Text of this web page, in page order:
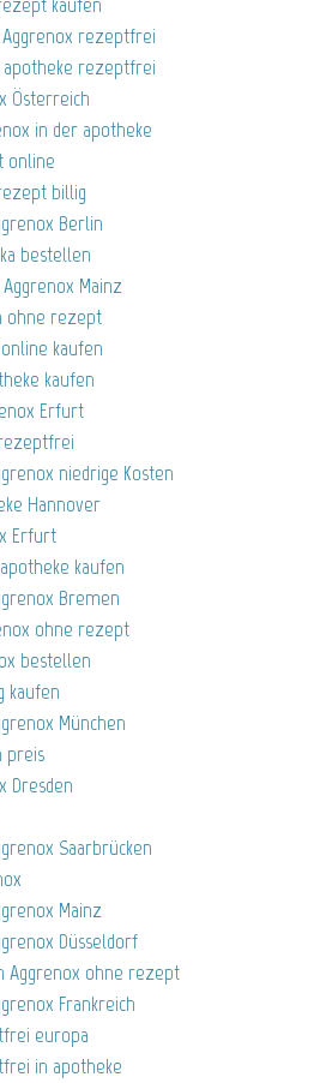
rezeptfrei
rezeptfrei
Österreich
in der apotheke
online
billig
Berlin
bestellen
Mainz
ohne rezept
kaufen
kaufen
Erfurt
niedrige Kosten
Hannover
Erfurt
kaufen
Bremen
ohne rezept
bestellen
kaufen
München
preis
Dresden
Saarbrücken
Mainz
Düsseldorf
Aggrenox ohne rezept
Frankreich
europa
in apotheke